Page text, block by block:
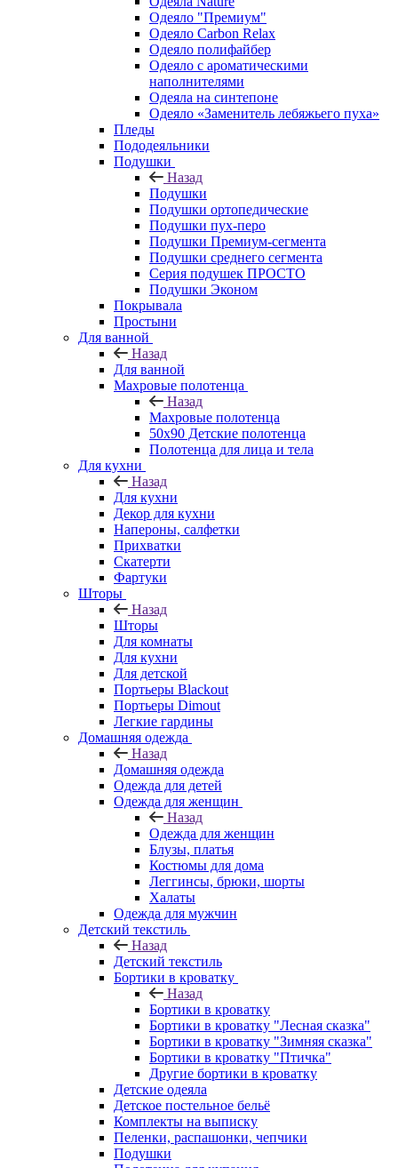
Одеяло "Премиум"
Одеяло Carbon Relax
Одеяло полифайбер
Одеяло с ароматическими
наполнителями
Одеяла на синтепоне
Одеяло «Заменитель лебяжьего пуха»
Пледы
Пододеяльники
Подушки
Назад
Подушки
Подушки ортопедические
Подушки пух-перо
Подушки Премиум-сегмента
Подушки среднего сегмента
Серия подушек ПРОСТО
Подушки Эконом
Покрывала
Простыни
Для ванной
Назад
Для ванной
Махровые полотенца
Назад
Махровые полотенца
50х90 Детские полотенца
Полотенца для лица и тела
Для кухни
Назад
Для кухни
Декор для кухни
Напероны, салфетки
Прихватки
Скатерти
Фартуки
Шторы
Назад
Шторы
Для комнаты
Для кухни
Для детской
Портьеры Blackout
Портьеры Dimout
Легкие гардины
Домашняя одежда
Назад
Домашняя одежда
Одежда для детей
Одежда для женщин
Назад
Одежда для женщин
Блузы, платья
Костюмы для дома
Леггинсы, брюки, шорты
Халаты
Одежда для мужчин
Детский текстиль
Назад
Детский текстиль
Бортики в кроватку
Назад
Бортики в кроватку
Бортики в кроватку "Лесная сказка"
Бортики в кроватку "Зимняя сказка"
Бортики в кроватку "Птичка"
Другие бортики в кроватку
Детские одеяла
Детское постельное бельё
Комплекты на выписку
Пеленки, распашонки, чепчики
Подушки